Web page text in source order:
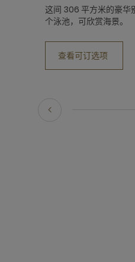
这间 306 平方米的豪华
个泳池，可欣赏海景。
查看可订选项